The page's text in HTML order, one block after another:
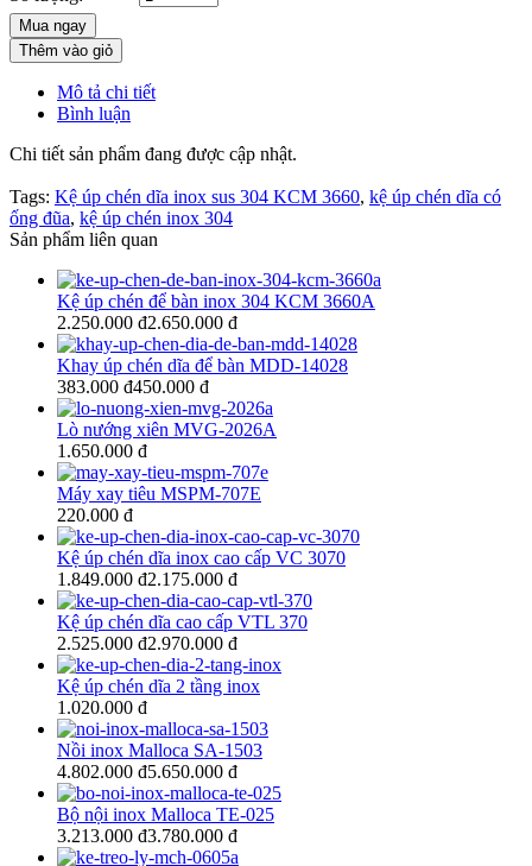
Thêm vào giỏ
Mô tả chi tiết
Bình luận
Chi tiết sản phẩm đang được cập nhật.
Tags: Kệ úp chén dĩa inox sus 304 KCM 3660, kệ úp chén dĩa có
ống đũa, kệ úp chén inox 304
Sản phẩm liên quan
Kệ úp chén để bàn inox 304 KCM 3660A
2.250.000 đ2.650.000 đ
Khay úp chén dĩa để bàn MDD-14028
383.000 đ450.000 đ
Lò nướng xiên MVG-2026A
1.650.000 đ
Máy xay tiêu MSPM-707E
220.000 đ
Kệ úp chén dĩa inox cao cấp VC 3070
1.849.000 đ2.175.000 đ
Kệ úp chén dĩa cao cấp VTL 370
2.525.000 đ2.970.000 đ
Kệ úp chén dĩa 2 tầng inox
1.020.000 đ
Nồi inox Malloca SA-1503
4.802.000 đ5.650.000 đ
Bộ nội inox Malloca TE-025
3.213.000 đ3.780.000 đ